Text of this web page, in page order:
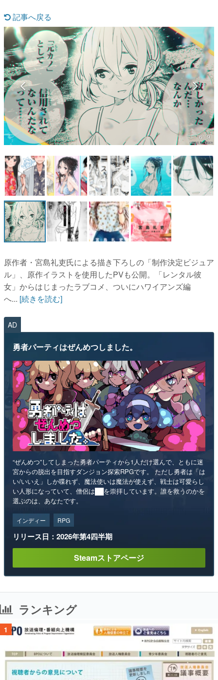
特集記事
マンガ
女性向け
アプリレビュー
その他
電ファミニコゲーマーとは？
運営：株式会社マレ
記事へ戻る
6 / 9
原作者・宮島礼吏氏による描き下ろしの「制作決定ビジュア
ル」、原作イラストを使用したPVも公開。「レンタル彼
女」からはじまったラブコメ、ついにハワイアンズ編
へ... [続きを読む]
AD
勇者パーティはぜんめつしました。
“ぜんめつ”してしまった勇者パーティから1人だけ選んで、ともに迷
宮からの脱出を目指すダンジョン探索RPGです。 ただし勇者は「は
い/いいえ」しか喋れず、魔法使いは魔法が使えず、戦士は可愛らし
い人形になっていて、僧侶は██を崇拝しています。誰を救うのかを
選ぶのは、あなたです。
インディー RPG
リリース日：2026年第4四半期
Steamストアページ
ランキング
1